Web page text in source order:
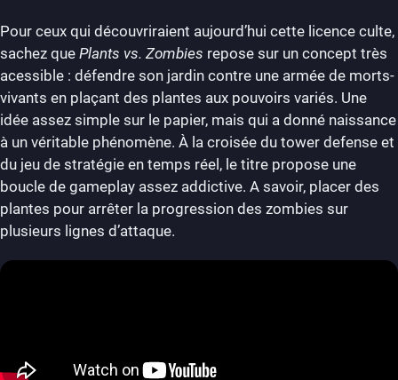
Pour ceux qui découvriraient aujourd’hui cette licence culte,
sachez que Plants vs. Zombies repose sur un concept très
acessible : défendre son jardin contre une armée de morts-
vivants en plaçant des plantes aux pouvoirs variés. Une
idée assez simple sur le papier, mais qui a donné naissance
à un véritable phénomène. À la croisée du tower defense et
du jeu de stratégie en temps réel, le titre propose une
boucle de gameplay assez addictive. A savoir, placer des
plantes pour arrêter la progression des zombies sur
plusieurs lignes d’attaque.